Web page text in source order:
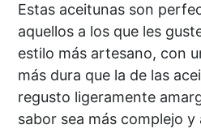
Estas aceitunas son
aquellos a los que les
estilo más artesano, con
más dura que la de las
regusto ligeramente
sabor sea más complejo y